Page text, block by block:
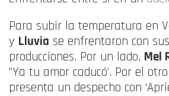
Para subir la temperatura en
y Lluvia se enfrentaron con
producciones. Por un lado, Mel
”Ya tu amor caducó’. Por el
presenta un despecho con